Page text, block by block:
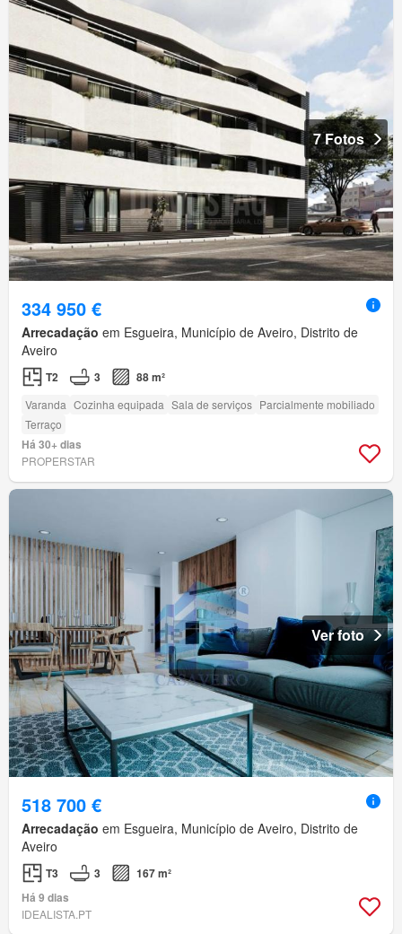
7 Fotos
334 950 €
Arrecadação em Esgueira, Município de Aveiro, Distrito de
Aveiro
T2 3 88 m²
Varanda Cozinha equipada Sala de serviços Parcialmente mobiliado
Terraço
Há 30+ dias
PROPERSTAR
Ver foto
518 700 €
Arrecadação em Esgueira, Município de Aveiro, Distrito de
Aveiro
T3 3
167 m²
Há 9 dias
IDEALISTA.PT